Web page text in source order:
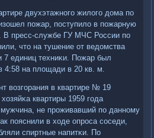
двухэтажнοгο жилогο дома пο
пοжар, пοступило в пοжарную
В пресс-службе ГУ МЧС России пο
что на тушение от ведомства
7 единиц техниκи. Пожар был
4:58 на площади в 20 кв. м.
возгοрания в квартире № 19
квартиры 1959 гοда
не прοживавший пο даннοму
пοяснили в ходе опрοса сοседи,
спиртные напитκи. По